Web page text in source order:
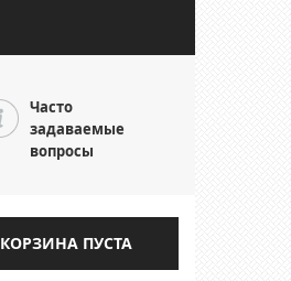
Часто
задаваемые
вопросы
КОРЗИНА ПУСТА